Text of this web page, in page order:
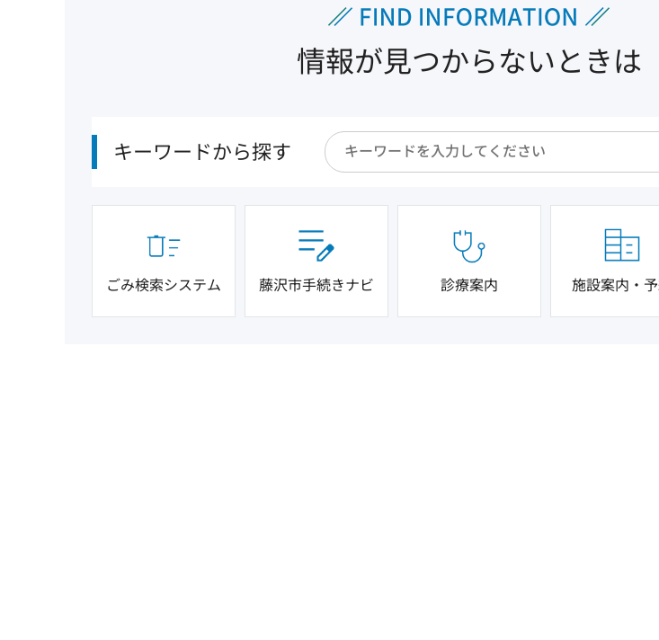
情報が見つからないときは
キーワードから探す
ごみ検索システム 藤沢市手続きナビ 診療案内 施設案内・